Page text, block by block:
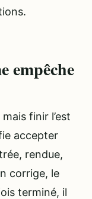
empêche
finir l’est
accepter
rendue,
corrige, le
terminé, il